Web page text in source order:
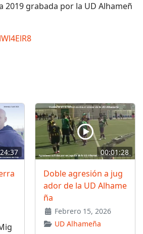
2019 grabada por la UD Alhameñ
00:01:28
Doble agresión a jug
ador de la UD Alhame
ña
Febrero 15, 2026
UD Alhameña